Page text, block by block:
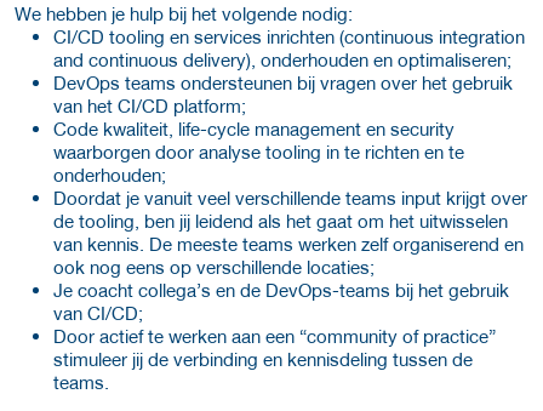
We hebben je hulp bij het volgende nodig:
CI/CD tooling en services inrichten (continuous integration
and continuous delivery), onderhouden en optimaliseren;
DevOps teams ondersteunen bij vragen over het gebruik
van het CI/CD platform;
Code kwaliteit, life-cycle management en security
waarborgen door analyse tooling in te richten en te
onderhouden;
Doordat je vanuit veel verschillende teams input krijgt over
de tooling, ben jij leidend als het gaat om het uitwisselen
van kennis. De meeste teams werken zelf organiserend en
ook nog eens op verschillende locaties;
Je coacht collega’s en de DevOps-teams bij het gebruik
van CI/CD;
Door actief te werken aan een “community of practice”
stimuleer jij de verbinding en kennisdeling tussen de
teams.